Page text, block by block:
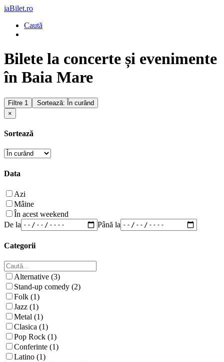
iaBilet.ro
Caută
Bilete la concerte și evenimente
în Baia Mare
Filtre 1
Sortează: În curând
×
Sortează
Data
Azi
Mâine
În acest weekend
De la
Până la
Categorii
Alternative (3)
Stand-up comedy (2)
Folk (1)
Jazz (1)
Metal (1)
Clasica (1)
Pop Rock (1)
Conferinte (1)
Latino (1)